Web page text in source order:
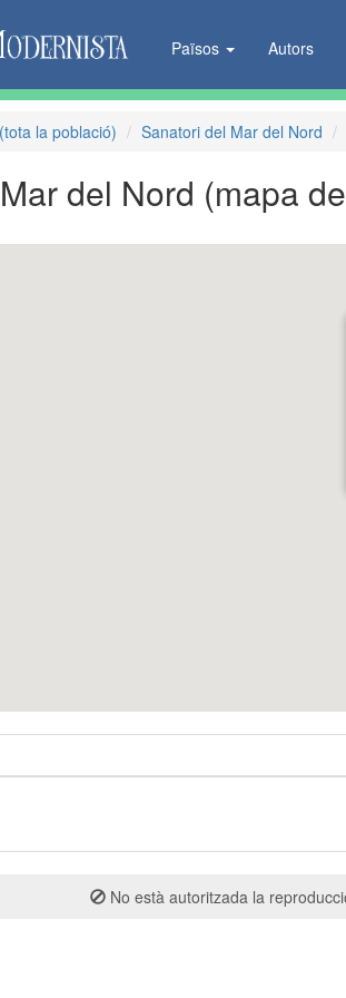
Països Autors
(tota la població) Sanatori del Mar del Nord
del Nord (mapa
No està autoritzada la